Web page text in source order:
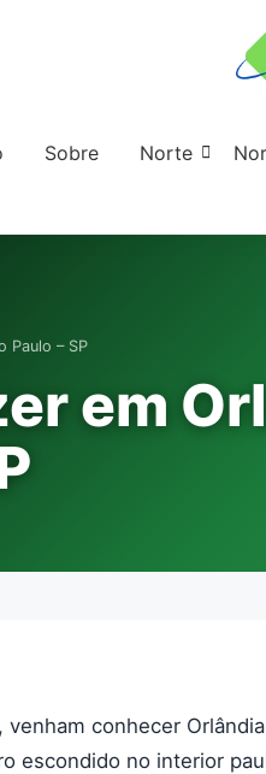
Sobre Norte
Paulo – SP
em
venham conhecer
escondido no interior